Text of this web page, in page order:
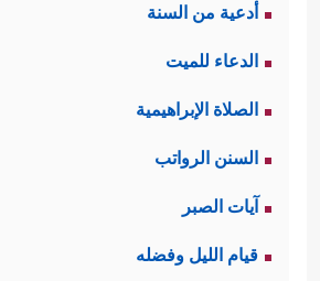
أدعية من السنة
الدعاء للميت
الصلاة الإبراهيمية
السنن الرواتب
آيات الصبر
قيام الليل وفضله